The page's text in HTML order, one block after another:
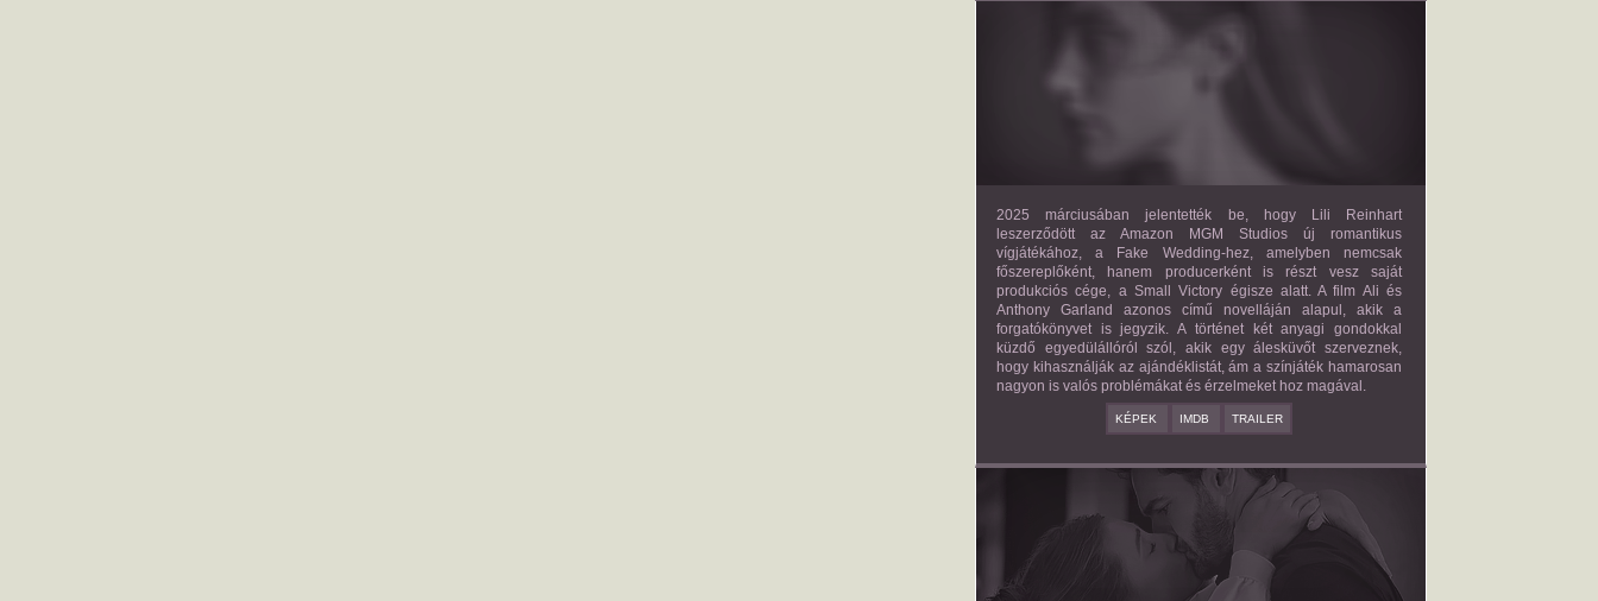
FAKE WEDDING
2025 márciusában jelentették be, hogy Lili Reinhart
leszerződött az Amazon MGM Studios új romantikus
vígjátékához, a Fake Wedding-hez, amelyben nemcsak
főszereplőként, hanem producerként is részt vesz saját
produkciós cége, a Small Victory égisze alatt. A film Ali és
Anthony Garland azonos című novelláján alapul, akik a
forgatókönyvet is jegyzik. A történet két anyagi gondokkal
küzdő egyedülállóról szól, akik egy álesküvőt szerveznek,
hogy kihasználják az ajándéklistát, ám a színjáték hamarosan
nagyon is valós problémákat és érzelmeket hoz magával.
KÉPEK IMDB TRAILER
THE LOVE HYPOTHESIS
2026/09/23
OLIVE SMITH